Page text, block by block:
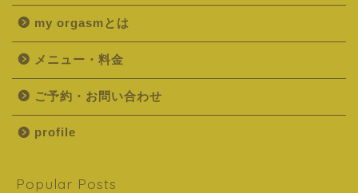
my orgasmとは
メニュー・料金
ご予約・お問い合わせ
profile
Popular Posts